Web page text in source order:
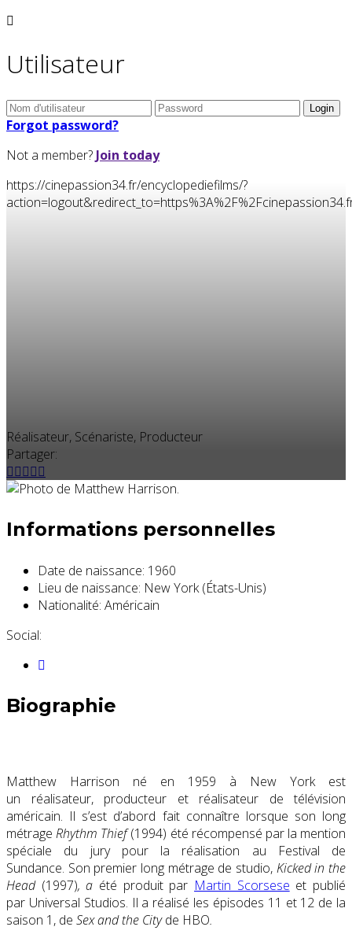
Utilisateur
Forgot password?
Not a member? Join today
https://cinepassion34.fr/encyclopediefilms/?
Réalisateur, Scénariste, Producteur
Partager:
Informations personnelles
Date de naissance: 1960
Lieu de naissance: New York (États-Unis)
Nationalité: Américain
Social:
Biographie
Matthew Harrison né en 1959 à New York est
un réalisateur, producteur et réalisateur de télévision
américain. Il s’est d’abord fait connaître lorsque son long
métrageRhythm Thief(1994) été récompensé par la mention
spéciale du jury pour la réalisation au Festival de
Sundance. Son premier long métrage de studio, Kicked in the
Head(1997), a été produit par Martin Scorsese et publié
par Universal Studios. Il a réalisé les épisodes 11 et 12 de la
saison 1, de Sex and the Cityde HBO.